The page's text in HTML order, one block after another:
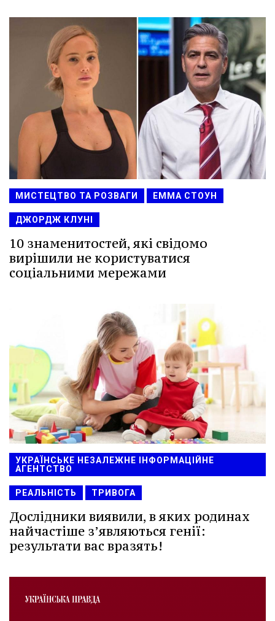
МИСТЕЦТВО ТА РОЗВАГИ ЕММА СТОУН
ДЖОРДЖ КЛУНІ
10 знаменитостей, які свідомо
вирішили не користуватися
соціальними мережами
УКРАЇНСЬКЕ НЕЗАЛЕЖНЕ ІНФОРМАЦІЙНЕ
АГЕНТСТВО
РЕАЛЬНІСТЬ ТРИВОГА
Дослідники виявили, в яких родинах
найчастіше з’являються генії:
результати вас вразять!